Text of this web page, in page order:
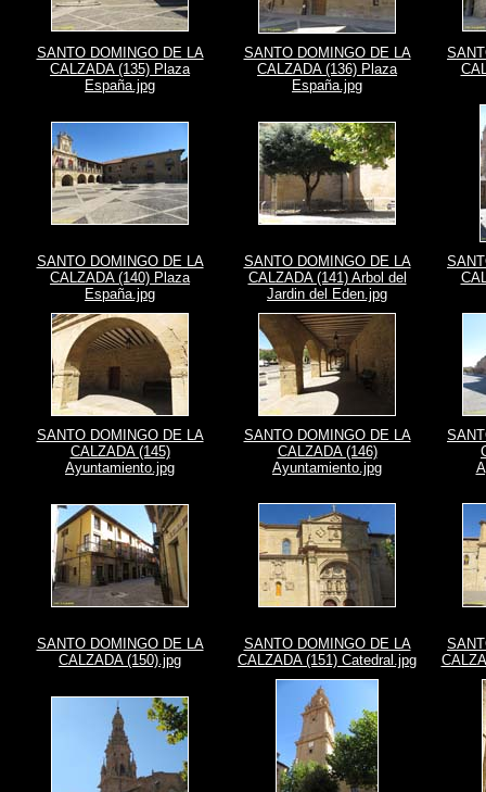
SANTO DOMINGO DE LA
CALZADA (135) Plaza
España.jpg
SANTO DOMINGO DE LA
CALZADA (136) Plaza
España.jpg
SANTO DOMINGO DE LA
CALZADA (140) Plaza
España.jpg
SANTO DOMINGO DE LA
CALZADA (141) Arbol del
Jardin del Eden.jpg
SANTO DOMINGO DE LA
CALZADA (145)
Ayuntamiento.jpg
SANTO DOMINGO DE LA
CALZADA (146)
Ayuntamiento.jpg
SANTO DOMINGO DE LA
CALZADA (150).jpg
SANTO DOMINGO DE LA
CALZADA (151) Catedral.jpg